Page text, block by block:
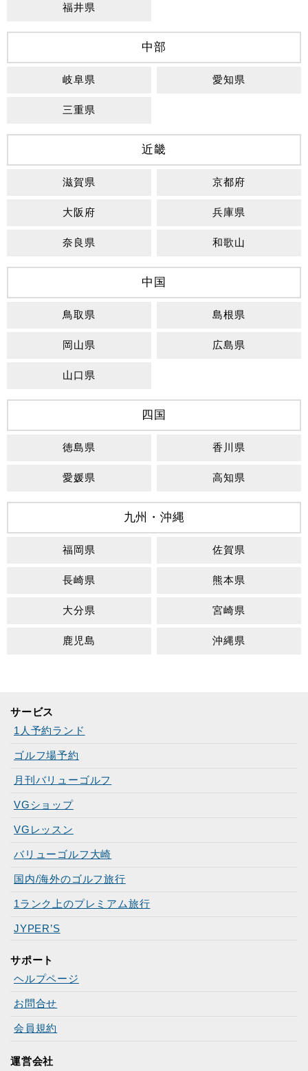
福井県
中部
岐阜県 愛知県
三重県
近畿
滋賀県 京都府
大阪府 兵庫県
奈良県 和歌山
中国
鳥取県 島根県
岡山県 広島県
山口県
四国
徳島県 香川県
愛媛県 高知県
九州・沖縄
福岡県 佐賀県
長崎県 熊本県
大分県 宮崎県
鹿児島 沖縄県
サービス
1人予約ランド
ゴルフ場予約
月刊バリューゴルフ
VGショップ
VGレッスン
バリューゴルフ大崎
国内/海外のゴルフ旅行
1ランク上のプレミアム旅行
JYPER’S
サポート
ヘルプページ
お問合せ
会員規約
運営会社